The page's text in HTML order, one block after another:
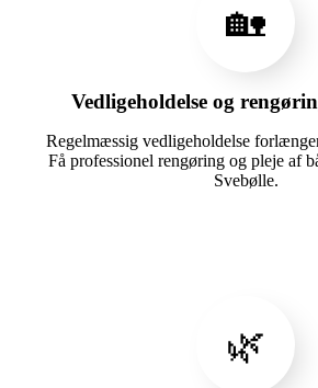
🏡
Vedligeholdelse og
Regelmæssig vedligeholdelse
Få professionel rengøring og pleje af
Svebølle.
🌿